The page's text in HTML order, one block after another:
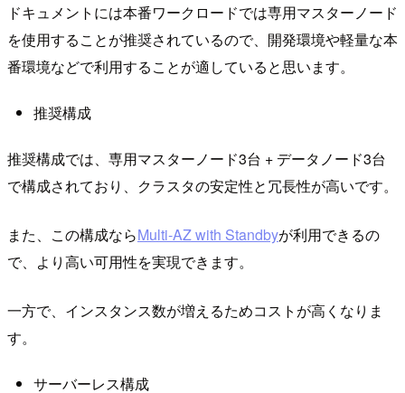
ドキュメントには本番ワークロードでは専用マスターノード
を使用することが推奨されているので、開発環境や軽量な本
番環境などで利用することが適していると思います。
推奨構成
推奨構成では、専用マスターノード3台 + データノード3台
で構成されており、クラスタの安定性と冗長性が高いです。
また、この構成ならMulti-AZ with Standbyが利用できるの
で、より高い可用性を実現できます。
一方で、インスタンス数が増えるためコストが高くなりま
す。
サーバーレス構成